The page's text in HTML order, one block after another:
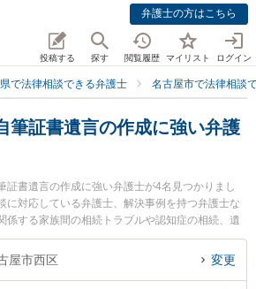
弁護士の方はこちら
投稿する 探す 閲覧履歴 マイリスト ログイン
で法律相談できる弁護士 名古屋市で法律相談
筆証書遺言の作成に強い弁護
証書遺言の作成に強い弁護士が4名見つかりまし
に対応している弁護士、解決事例を持つ弁護士な
係する家族間の相続トラブルや認知症の相続、遺
り込み検索もでき便利です。特にいなほ法律事務
郎経営法律事務所の牧野 太郎弁護士、and LEGA
屋市西区 変更